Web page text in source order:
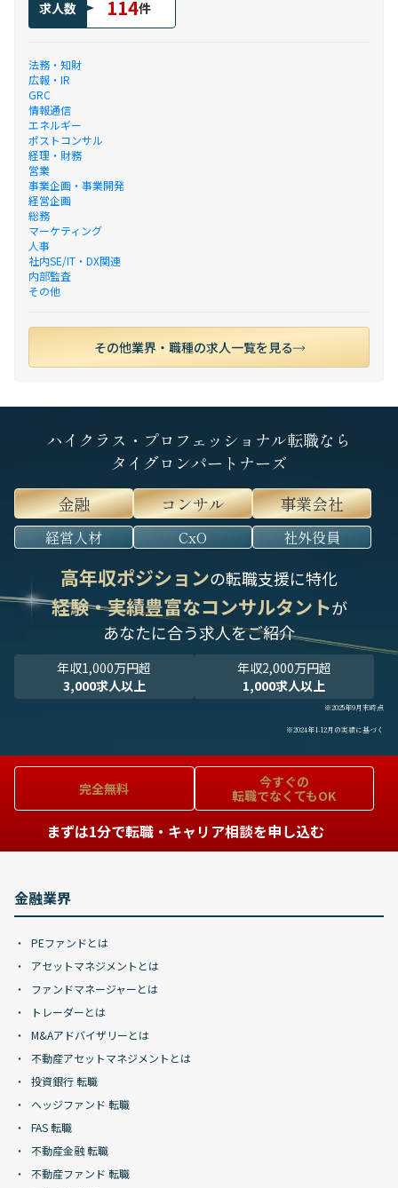
求人数 114件
法務・知財
広報・IR
GRC
情報通信
エネルギー
ポストコンサル
経理・財務
営業
事業企画・事業開発
経営企画
総務
マーケティング
人事
社内SE/IT・DX関連
内部監査
その他
その他業界・職種の求人一覧を見る
ハイクラス・プロフェッショナル転職なら
タイグロンパートナーズ
金融
コンサル 事業会社
経営人材 CxO 社外役員
高年収ポジションの転職支援に特化
経験・実績豊富なコンサルタントが
あなたに合う求人をご紹介
年収1,000万円超
3,000求人以上
年収2,000万円超
1,000求人以上
※2025年9月末時点
※2024年1-12月の実績に基づく
完全無料
今すぐの
転職でなくてもOK
まずは1分で転職・キャリア相談を申し込む
金融業界
PEファンドとは
アセットマネジメントとは
ファンドマネージャーとは
トレーダーとは
M&Aアドバイザリーとは
不動産アセットマネジメントとは
投資銀行 転職
ヘッジファンド 転職
FAS 転職
不動産金融 転職
不動産ファンド 転職